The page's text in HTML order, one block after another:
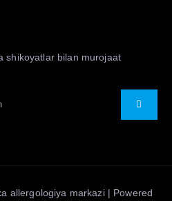
shikoyatlar bilan murojaat
allergologiya markazi | Powered